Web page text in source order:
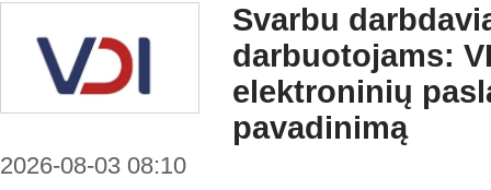
Svarbu
darbuotojams:
elektroninių
pavadinimą
2026-08-03 08:10